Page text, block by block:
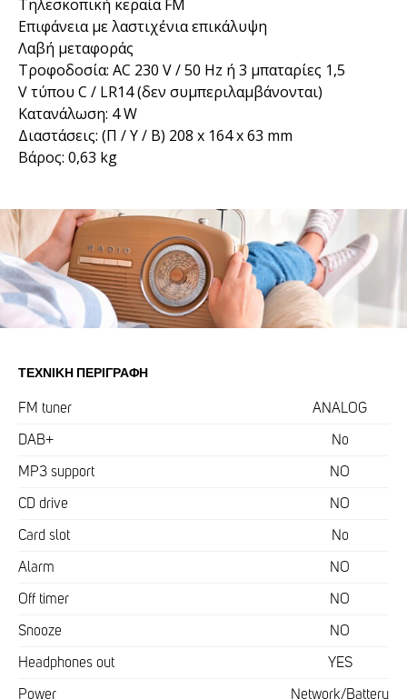
Τηλεσκοπική κεραία FM
Επιφάνεια με λαστιχένια επικάλυψη
Λαβή μεταφοράς
Τροφοδοσία: AC 230 V / 50 Hz ή 3 μπαταρίες 1,5
V τύπου C / LR14 (δεν συμπεριλαμβάνονται)
Κατανάλωση: 4 W
Διαστάσεις: (Π / Υ / Β) 208 x 164 x 63 mm
Βάρος: 0,63 kg
ΤΕΧΝΙΚΉ ΠΕΡΙΓΡΑΦΉ
FM tuner ANALOG
DAB+ No
MP3 support NO
CD drive NO
Card slot No
Alarm NO
Off timer NO
Snooze NO
Headphones out YES
Power Network/Battery